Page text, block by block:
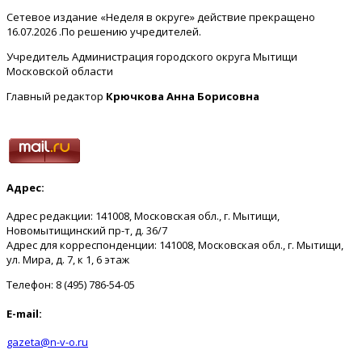
Сетевое издание «Неделя в округе» действие прекращено
16.07.2026 .По решению учредителей.
Учредитель Администрация городского округа Мытищи
Московской области
Главный редактор Крючкова Анна Борисовна
Адрес:
Адрес редакции: 141008, Московская обл., г. Мытищи,
Новомытищинский пр-т, д. 36/7
Адрес для корреспонденции: 141008, Московская обл., г. Мытищи,
ул. Мира, д. 7, к 1, 6 этаж
Телефон: 8 (495) 786-54-05
E-mail:
gazeta@n-v-o.ru